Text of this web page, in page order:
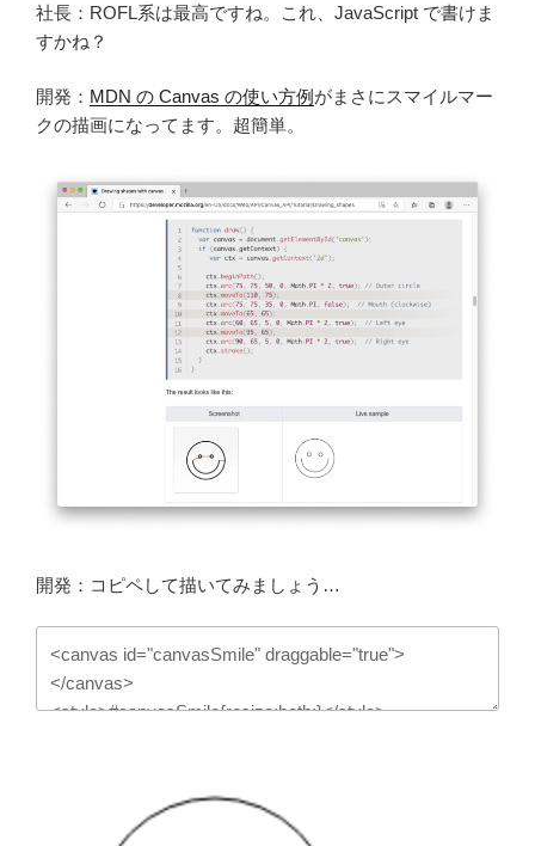
社長：ROFL系は最高ですね。これ、JavaScript で書けま
すかね？
開発： MDN の Canvas の使い方例がまさにスマイルマー
クの描画になってます。超簡単。
開発：コピペして描いてみましょう…